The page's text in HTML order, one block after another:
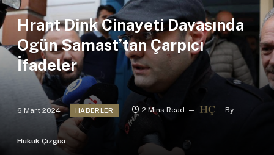
Hrant Dink Cinayeti Davasında
Ogün Samast’tan Çarpıcı
İfadeler
6 Mart 2024 HABERLER 2 Mins Read By
Hukuk Çizgisi